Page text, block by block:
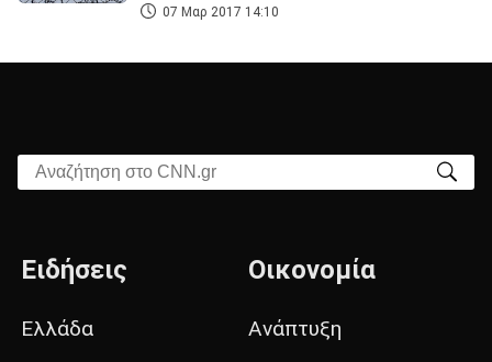
07 Μαρ 2017 14:10
Αναζήτηση στο CNN.gr
Ειδήσεις
Ελλάδα
Οικονομία
Ανάπτυξη